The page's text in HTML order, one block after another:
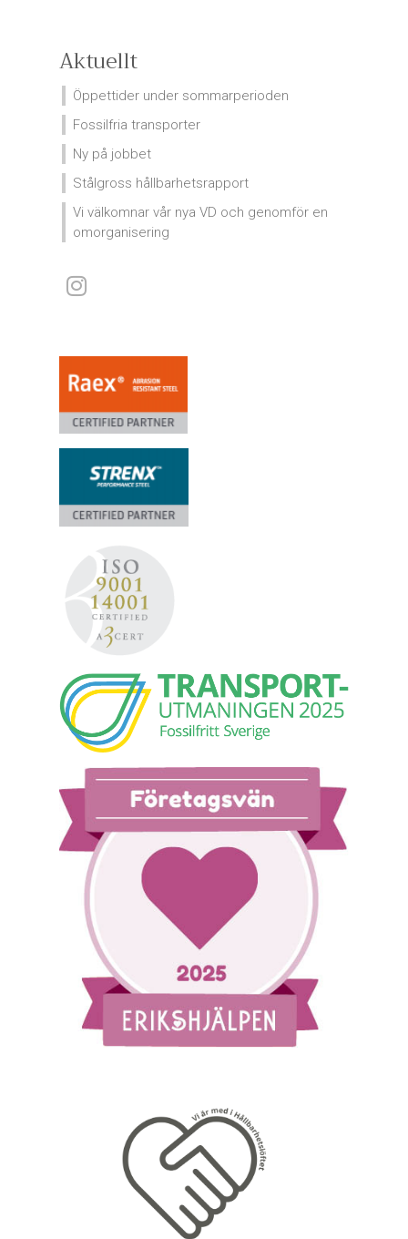
Aktuellt
Öppettider under sommarperioden
Fossilfria transporter
Ny på jobbet
Stålgross hållbarhetsrapport
Vi välkomnar vår nya VD och genomför en
omorganisering